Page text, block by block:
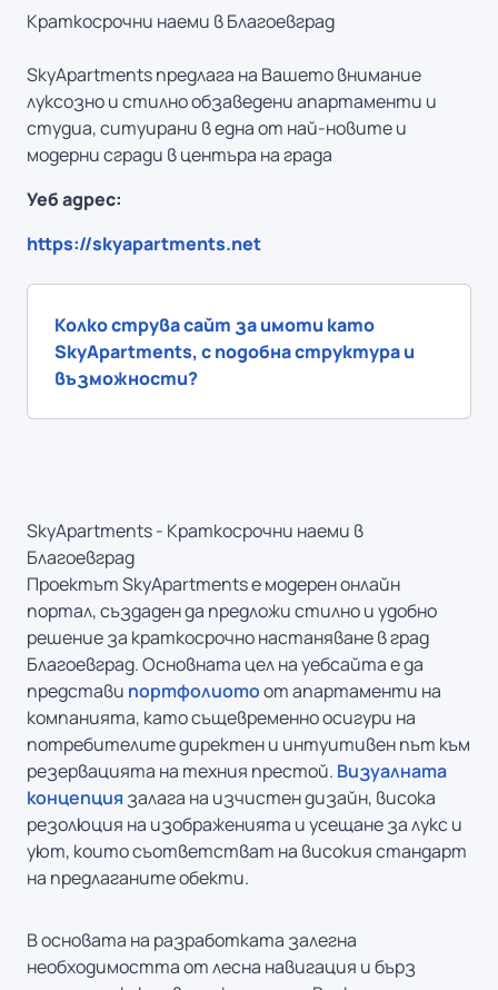
Краткосрочни наеми в Благоевград
SkyApartments предлага на Вашето внимание
луксозно и стилно обзаведени апартаменти и
студиа, ситуирани в една от най-новите и
модерни сгради в центъра на града
Уеб адрес:
https://skyapartments.net
Колко струва сайт за имоти като
SkyApartments, с подобна структура и
възможности?
SkyApartments - Краткосрочни наеми в
Благоевград
Проектът SkyApartments е модерен онлайн
портал, създаден да предложи стилно и удобно
решение за краткосрочно настаняване в град
Благоевград. Основната цел на уебсайта е да
представи портфолиотоот апартаменти на
компанията, като същевременно осигури на
потребителите директен и интуитивен път към
резервацията на техния престой. Визуалната
концепция залага на изчистен дизайн, висока
резолюция на изображенията и усещане за лукс и
уют, които съответстват на високия стандарт
на предлаганите обекти.
В основата на разработката залегна
необходимостта от лесна навигация и бърз